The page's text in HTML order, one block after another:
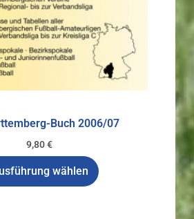
Buch 2006/07
9,80€
wählen